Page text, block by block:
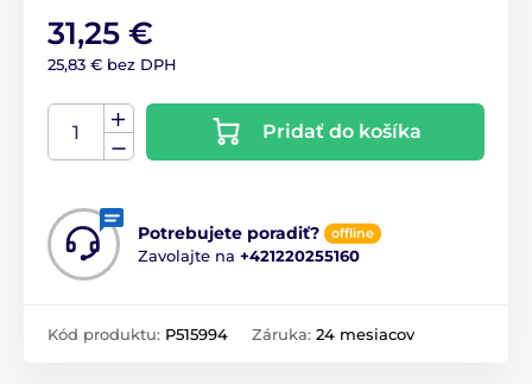
31,25 €
25,83 € bez DPH
Pridať do košíka
Potrebujete poradiť? offline
Zavolajte na +421220255160
Kód produktu: P515994 Záruka: 24 mesiacov